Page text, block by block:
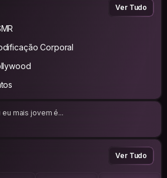
Ver Tudo
Corporal
mais jovem é...
Ver Tudo